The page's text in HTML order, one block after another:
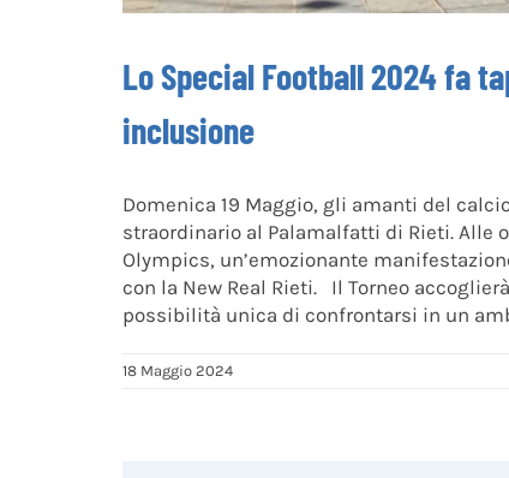
Lo Special Football 2024 fa
inclusione
Domenica 19 Maggio, gli amanti del
straordinario al Palamalfatti di Rieti. Alle
Olympics, un’emozionante
con la New Real Rieti. Il Torneo
possibilità unica di confrontarsi in un
18 Maggio 2024